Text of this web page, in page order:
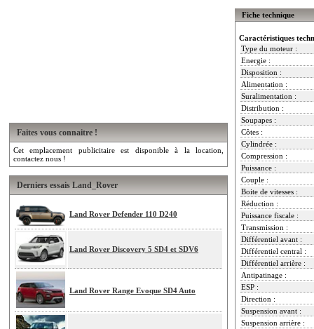
Faites vous connaitre !
Cet emplacement publicitaire est disponible à la location,
contactez nous !
Derniers essais Land_Rover
Land Rover Defender 110 D240
Land Rover Discovery 5 SD4 et SDV6
Land Rover Range Evoque SD4 Auto
Fiche technique
Caractéristiques
Type du moteur :
Energie :
Disposition :
Alimentation :
Suralimentation :
Distribution :
Soupapes :
Côtes :
Cylindrée :
Compression :
Puissance :
Couple :
Boite de vitesses :
Réduction :
Puissance fiscale :
Transmission :
Différentiel avant :
Différentiel central :
Différentiel arrière :
Antipatinage :
ESP :
Direction :
Suspension avant :
Suspension arrière :